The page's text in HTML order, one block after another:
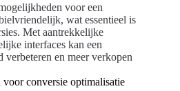
voor een
wat essentieel is
Met aantrekkelijke
interfaces kan een
verbeteren en meer verkopen
conversie optimalisatie